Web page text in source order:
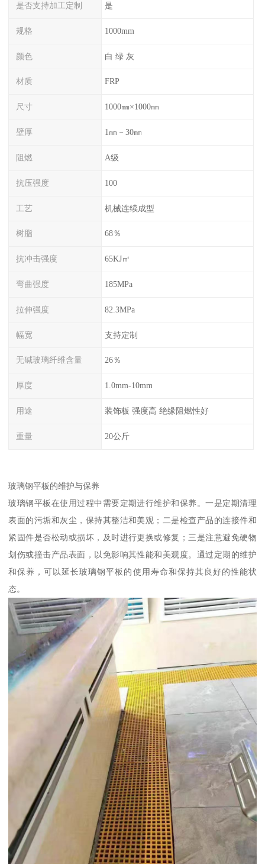
是否支持加工定制 是
规格 1000mm
颜色 白 绿 灰
材质 FRP
尺寸 1000㎜×1000㎜
壁厚 1㎜－30㎜
阻燃 A级
抗压强度 100
工艺 机械连续成型
树脂 68％
抗冲击强度 65KJ㎡
弯曲强度 185MPa
拉伸强度 82.3MPa
幅宽 支持定制
无碱玻璃纤维含量 26％
厚度 1.0mm-10mm
用途 装饰板 强度高 绝缘阻燃性好
重量 20公斤
玻璃钢平板的维护与保养
玻璃钢平板在使用过程中需要定期进行维护和保养。一是定期清理
表面的污垢和灰尘，保持其整洁和美观；二是检查产品的连接件和
紧固件是否松动或损坏，及时进行更换或修复；三是注意避免硬物
划伤或撞击产品表面，以免影响其性能和美观度。通过定期的维护
和保养，可以延长玻璃钢平板的使用寿命和保持其良好的性能状
态。